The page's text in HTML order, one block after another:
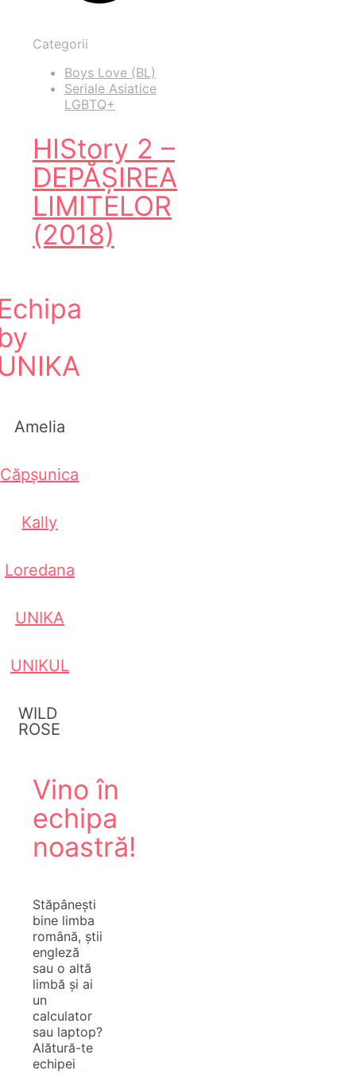
Categorii
Boys Love (BL)
Seriale Asiatice
LGBTQ+
HIStory 2 –
DEPĂȘIREA
LIMITELOR
(2018)
Amelia
Căpșunica
Kally
Loredana
UNIKA
UNIKUL
WILD
ROSE
Vino în
echipa
noastră!
Stăpânești
bine limba
română, știi
engleză
sau o altă
limbă și ai
un
calculator
sau laptop?
Alătură-te
echipei